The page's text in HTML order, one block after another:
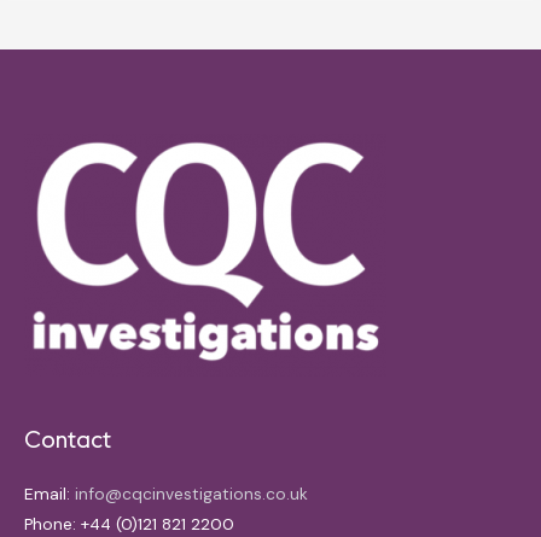
Contact
Email: info@cqcinvestigations.co.uk
Phone: +44 (0)121 821 2200